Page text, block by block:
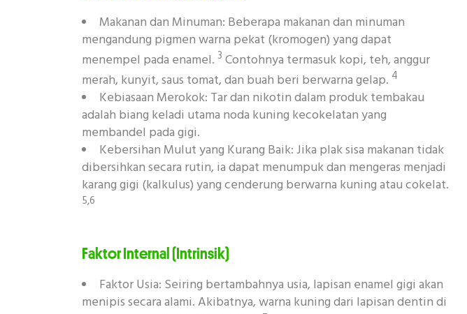
Makanan dan Minuman: Beberapa makanan dan minuman
mengandung pigmen warna pekat (kromogen) yang dapat
menempel pada enamel. 3 Contohnya termasuk kopi, teh, anggur
merah, kunyit, saus tomat, dan buah beri berwarna gelap. 4
Kebiasaan Merokok: Tar dan nikotin dalam produk tembakau
adalah biang keladi utama noda kuning kecokelatan yang
membandel pada gigi.
Kebersihan Mulut yang Kurang Baik: Jika plak sisa makanan tidak
dibersihkan secara rutin, ia dapat menumpuk dan mengeras menjadi
karang gigi (kalkulus) yang cenderung berwarna kuning atau cokelat.
5,6
Faktor Internal (Intrinsik)
Faktor Usia: Seiring bertambahnya usia, lapisan enamel gigi akan
menipis secara alami. Akibatnya, warna kuning dari lapisan dentin di